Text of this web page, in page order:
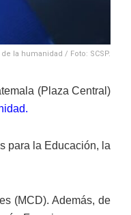
la humanidad / Foto: SCSP.
(Plaza Central)
para la Educación, la
(MCD). Además, de